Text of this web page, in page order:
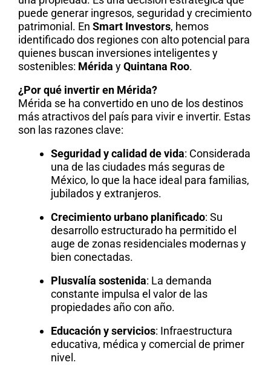
puede generar ingresos, seguridad y crecimiento
patrimonial. En Smart Investors, hemos
identificado dos regiones con alto potencial para
quienes buscan inversiones inteligentes y
sostenibles: Mérida yQuintana Roo.
¿Por qué invertir en Mérida?
Mérida se ha convertido en uno de los destinos
más atractivos del país para vivir e invertir. Estas
son las razones clave:
Seguridad y calidad de vida: Considerada
una de las ciudades más seguras de
México, lo que la hace ideal para familias,
jubilados y extranjeros.
Crecimiento urbano planificado: Su
desarrollo estructurado ha permitido el
auge de zonas residenciales modernas y
bien conectadas.
Plusvalía sostenida: La demanda
constante impulsa el valor de las
propiedades año con año.
Educación y servicios: Infraestructura
educativa, médica y comercial de primer
nivel.